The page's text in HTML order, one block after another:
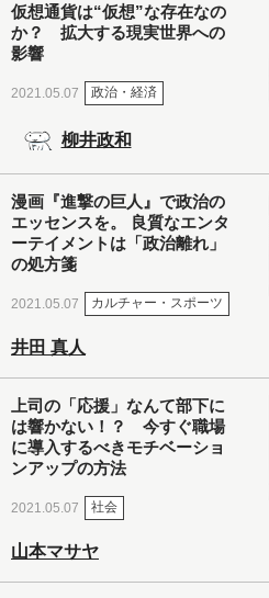
仮想通貨は“仮想”な存在なの
か？ 拡大する現実世界への
影響
2021.05.07 政治・経済
柳井政和
漫画『進撃の巨人』で政治の
エッセンスを。 良質なエンタ
ーテイメントは「政治離れ」
の処方箋
2021.05.07 カルチャー・スポーツ
井田 真人
上司の「応援」なんて部下に
は響かない！？ 今すぐ職場
に導入するべきモチベーショ
ンアップの方法
2021.05.07 社会
山本マサヤ